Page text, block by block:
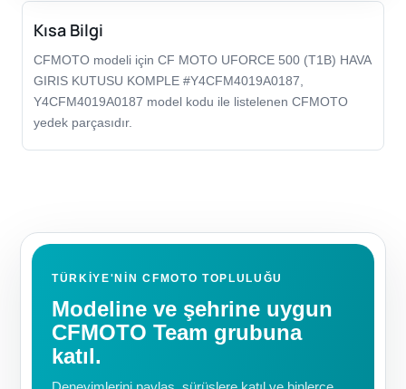
Kısa Bilgi
CFMOTO modeli için CF MOTO UFORCE 500 (T1B) HAVA
GIRIS KUTUSU KOMPLE #Y4CFM4019A0187,
Y4CFM4019A0187 model kodu ile listelenen CFMOTO
yedek parçasıdır.
TÜRKIYE'NIN CFMOTO TOPLULUĞU
Modeline ve şehrine uygun
CFMOTO Team grubuna
katıl.